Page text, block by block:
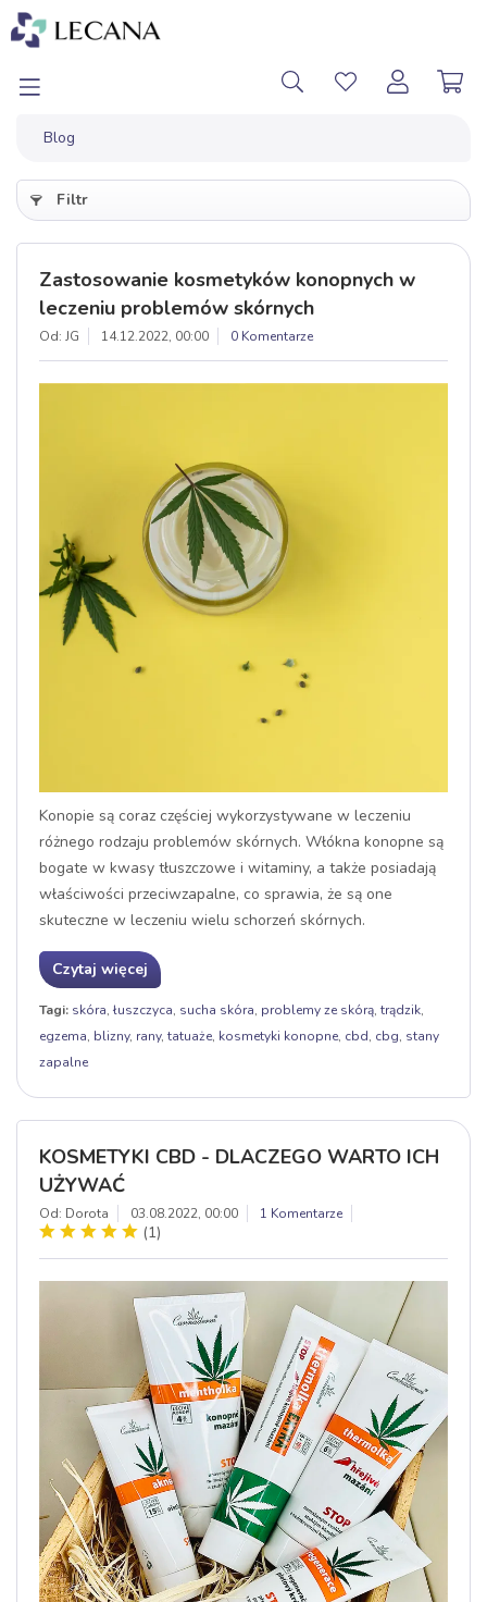
Blog
Filtr
Zastosowanie kosmetyków konopnych w
leczeniu problemów skórnych
Od: JG 14.12.2022, 00:00 0 Komentarze
Konopie są coraz częściej wykorzystywane w leczeniu
różnego rodzaju problemów skórnych. Włókna konopne są
bogate w kwasy tłuszczowe i witaminy, a także posiadają
właściwości przeciwzapalne, co sprawia, że są one
skuteczne w leczeniu wielu schorzeń skórnych.
Czytaj więcej
Tagi: skóra, łuszczyca, sucha skóra, problemy ze skórą, trądzik,
egzema, blizny, rany, tatuaże, kosmetyki konopne, cbd, cbg, stany
zapalne
KOSMETYKI CBD - DLACZEGO WARTO ICH
UŻYWAĆ
Od: Dorota 03.08.2022, 00:00 1 Komentarze
(1)